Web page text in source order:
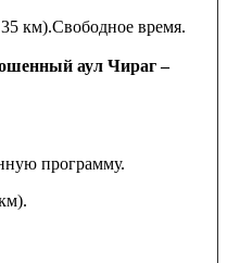
км).Свободное время.
аул Чираг –
программу.